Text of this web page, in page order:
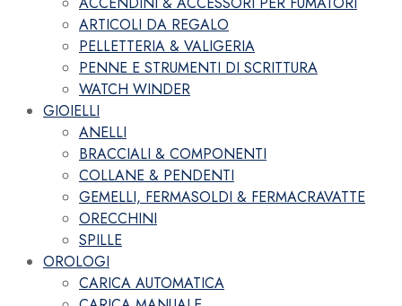
ARTICOLI DA REGALO
PELLETTERIA & VALIGERIA
PENNE E STRUMENTI DI SCRITTURA
WATCH WINDER
GIOIELLI
ANELLI
BRACCIALI & COMPONENTI
COLLANE & PENDENTI
GEMELLI, FERMASOLDI & FERMACRAVATTE
ORECCHINI
SPILLE
OROLOGI
CARICA AUTOMATICA